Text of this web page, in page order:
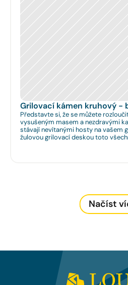
Grilovací kámen kruhový -
Představte si, že se můžete
vysušeným masem a nezdravými
stávají nevítanými hosty na vašem
žulovou grilovací deskou toto
Načíst